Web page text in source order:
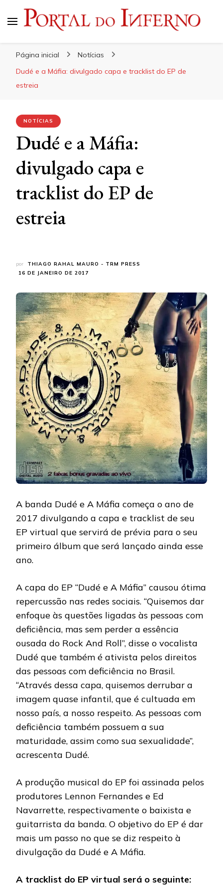
Página inicial
Notícias
Dudé e a Máfia: divulgado capa e tracklist do EP de
estreia
NOTÍCIAS
Dudé e a Máfia:
divulgado capa e
tracklist do EP de
estreia
por
THIAGO RAHAL MAURO - TRM PRESS
16 DE JANEIRO DE 2017
A banda Dudé e A Máfia começa o ano de
2017 divulgando a capa e tracklist de seu
EP virtual que servirá de prévia para o seu
primeiro álbum que será lançado ainda esse
ano.
A capa do EP “Dudé e A Máfia” causou ótima
repercussão nas redes sociais. “Quisemos dar
enfoque às questões ligadas às pessoas com
deficiência, mas sem perder a essência
ousada do Rock And Roll”, disse o vocalista
Dudé que também é ativista pelos direitos
das pessoas com deficiência no Brasil.
“Através dessa capa, quisemos derrubar a
imagem quase infantil, que é cultuada em
nosso país, a nosso respeito. As pessoas com
deficiência também possuem a sua
maturidade, assim como sua sexualidade”,
acrescenta Dudé.
A produção musical do EP foi assinada pelos
produtores Lennon Fernandes e Ed
Navarrette, respectivamente o baixista e
guitarrista da banda. O objetivo do EP é dar
mais um passo no que se diz respeito à
divulgação da Dudé e A Máfia.
A tracklist do EP virtual será o seguinte: